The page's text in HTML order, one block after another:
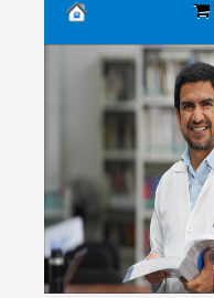
Biblioteca
Central
EsSalud